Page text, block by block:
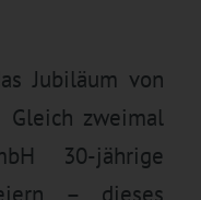
Jubiläum von
Gleich zweimal
30-jährige